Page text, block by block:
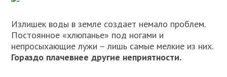
Излишек воды в земле создает немало проблем.
Постоянное «хлюпанье» под ногами и
непросыхающие лужи – лишь самые мелкие из них.
Гораздо плачевнее другие неприятности.